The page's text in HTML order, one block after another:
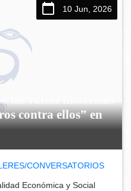
10 Jun, 2026
las raíces históricas
contra ellos” en
CONVERSATORIOS
Económica y Social